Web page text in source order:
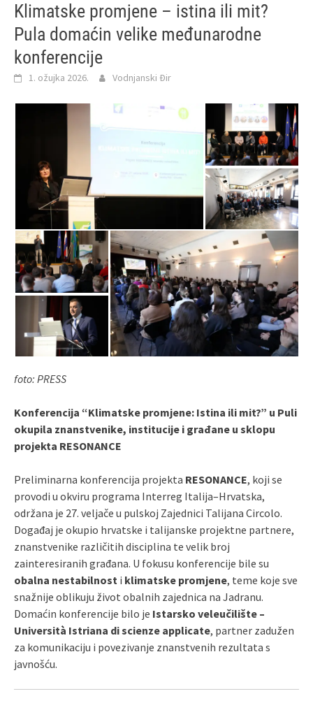
Klimatske promjene – istina ili mit?
Pula domaćin velike međunarodne
konferencije
1. ožujka 2026. Vodnjanski Đir
foto: PRESS
Konferencija “Klimatske promjene: Istina ili mit?” u Puli
okupila znanstvenike, institucije i građane u sklopu
projekta RESONANCE
Preliminarna konferencija projekta RESONANCE, koji se
provodi u okviru programa Interreg Italija–Hrvatska,
održana je 27. veljače u pulskoj Zajednici Talijana Circolo.
Događaj je okupio hrvatske i talijanske projektne partnere,
znanstvenike različitih disciplina te velik broj
zainteresiranih građana. U fokusu konferencije bile su
obalna nestabilnost i klimatske promjene, teme koje sve
snažnije oblikuju život obalnih zajednica na Jadranu.
Domaćin konferencije bilo je Istarsko veleučilište –
Università Istriana di scienze applicate, partner zadužen
za komunikaciju i povezivanje znanstvenih rezultata s
javnošću.